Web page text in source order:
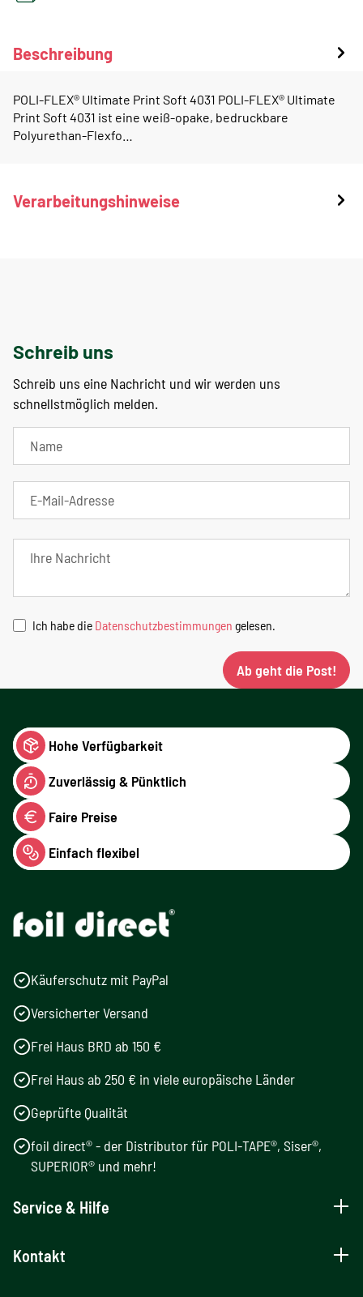
Beschreibung
POLI-FLEX® Ultimate Print Soft 4031 POLI-FLEX® Ultimate
Print Soft 4031 ist eine weiß-opake, bedruckbare
Polyurethan-Flexfo…
Verarbeitungshinweise
Schreib uns
Schreib uns eine Nachricht und wir werden uns
schnellstmöglich melden.
Ich habe die Datenschutzbestimmungen gelesen.
Ab geht die Post!
Hohe Verfügbarkeit
Zuverlässig & Pünktlich
Faire Preise
Einfach flexibel
Käuferschutz mit PayPal
Versicherter Versand
Frei Haus BRD ab 150 €
Frei Haus ab 250 € in viele europäische Länder
Geprüfte Qualität
foil direct® - der Distributor für POLI-TAPE®, Siser®,
SUPERIOR® und mehr!
Service & Hilfe
Kontakt